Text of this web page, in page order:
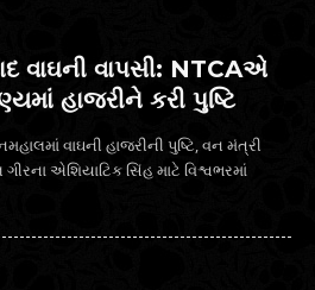
વાઘની વાપસી: NTCAએ
હાજરીને કરી પુષ્ટિ
વાઘની હાજરીની પુષ્ટિ, વન મંત્રી